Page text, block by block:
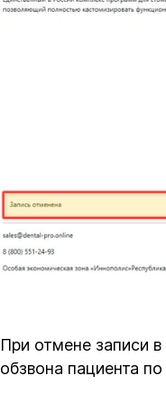
При отмене записи
обзвона пациента